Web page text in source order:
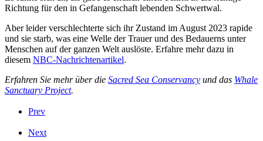
Richtung für den in Gefangenschaft lebenden Schwertwal.
Aber leider verschlechterte sich ihr Zustand im August 2023 rapide
und sie starb, was eine Welle der Trauer und des Bedauerns unter
Menschen auf der ganzen Welt auslöste. Erfahre mehr dazu in
diesem NBC-Nachrichtenartikel.
Erfahren Sie mehr über die Sacred Sea Conservancy und das Whale
Sanctuary Project.
Prev
Next